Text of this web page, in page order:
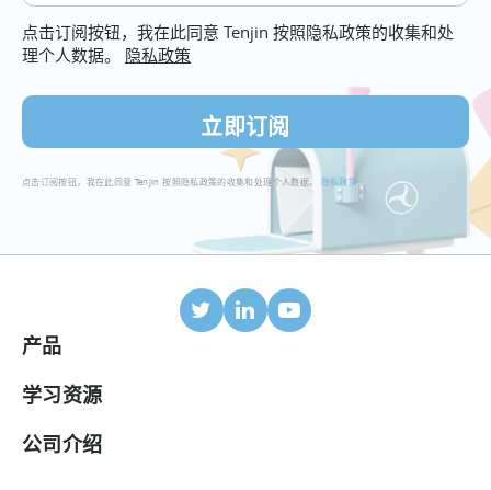
您
的
电
件
点击订阅按钮，我在此同意 Tenjin 按照隐私政策的收集和处
理个人数据。 隐私政策
点击订阅按钮，我在此同意 Tenjin 按照隐私政策的收集和处理个人数据。 隐私政策.
产品
移动归因
合作伙伴
学习资源
博客
公司介绍